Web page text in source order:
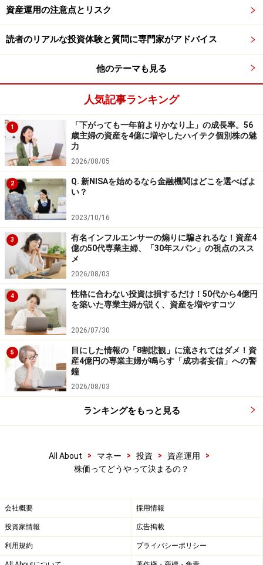
そして、その次に適用されるのが時間優先のルール。同
早い方が優先されます。
では、儲けるためにはどうしたらいいか？ それは株価が
安いときに買い、高いときに売るのが一番わかりやすい
方法ですよね。
株価が上がる要因と下がる要因
先ほどお話しした通り株価は、一定の適正価格からスタ
ートし、需要と供給に従って動いていきますが、様々な
要因で変動します。ではどのような場合に株価が上が
り、どのような場合に下がるのでしょうか。
例えば、「いくらでもいいから絶対に欲しい！」という
人が増えれば、どんどん株価は上がりますし、反対に
「いくらでもいいからもう売りたい！」という人が増え
れば、どんどん株価は下がります。また、上場廃止など
が決まり、株の価値がなくなるとなると一気に売りたい
人が増え、株価が下がります。
その他にも会社の業績や業界の変化、日本経済の影響や
いチューリップの花に多くの人が魅了され、一大ブーム
が起こりました。当初1個100円だったチューリップの球
根は1000円、5000円、1万円と価格が吊り上がり、珍し
い品種のものはダイヤモンドなどの宝石くらい高値が付
資産運用の注意点とリスク
読者のリアルな投資体験と質問に専門家がアドバイス
他のテーマも見る
人気記事ランキング
1
「下がっても一年前よりかなり上」の成長率。56
歳主婦の資産を4億に増やしたハイテク個別株の魅
力
2026/08/05
2
Q. 新NISAを始めるなら金融機関はどこを選べばよ
い？
2023/10/16
3
有名インフルエンサーの煽りに騙されるな！資産4
億の50代専業主婦、「30年スパン」の視点のスス
メ
2026/08/03
4
性格に合わない投資は損するだけ！50代から4億円
を築いた専業主婦が説く、資産を増やすコツ
2026/07/30
5
目にした情報の「8割悲観」に流されてはダメ！資
産4億円の専業主婦が鳴らす「成功者妄信」への警
鐘
2026/08/03
ランキングをもっと見る
All About > マネー > 投資 > 資産運用
>
株価ってどうやって決まるの？
会社概要 採用情報
投資家情報 広告掲載
利用規約 プライバシーポリシー